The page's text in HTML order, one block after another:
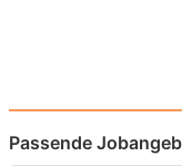
Passende